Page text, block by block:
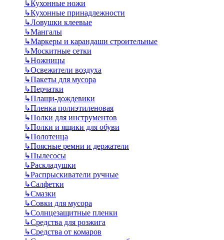
↳Кухонные ножи
↳Кухонные принадлежности
↳Ловушки клеевые
↳Мангалы
↳Маркеры и карандаши строительные
↳Москитные сетки
↳Ножницы
↳Освежители воздуха
↳Пакеты для мусора
↳Перчатки
↳Плащи-дождевики
↳Пленка полиэтиленовая
↳Полки для инструментов
↳Полки и ящики для обуви
↳Полотенца
↳Поясные ремни и держатели
↳Пылесосы
↳Раскладушки
↳Распрыскиватели ручные
↳Салфетки
↳Смазки
↳Совки для мусора
↳Солнцезащитные пленки
↳Средства для розжига
↳Средства от комаров